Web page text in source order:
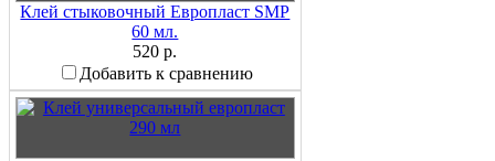
Клей стыковочный Европласт SMP
60 мл.
520 р.
Добавить к сравнению